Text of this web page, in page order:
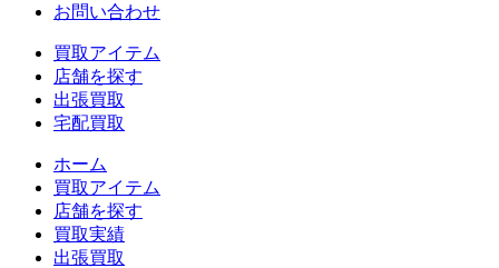
お問い合わせ
買取アイテム
店舗を探す
出張買取
宅配買取
ホーム
買取アイテム
店舗を探す
買取実績
出張買取